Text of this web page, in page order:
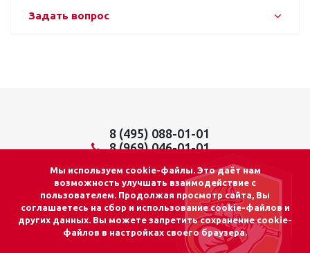
Задать вопрос
8 (495) 088-01-01
8 (969) 046-01-01
© 2026 «ЛИДЕР 01»
Мы используем cookie-файлы. Это даёт нам
возможность улучшать взаимодействие с
пользователем. Продолжая просмотр сайта, Вы
соглашаетесь на сбор и использование cookie-файлов и
других данных. Вы можете запретить сохранение cookie-
файлов в настройках своего браузера.